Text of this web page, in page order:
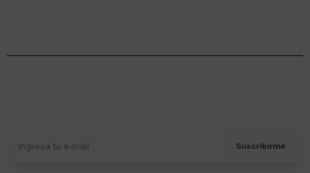
Suscribirme